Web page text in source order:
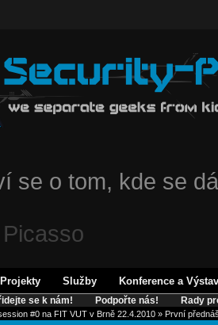
se o tom, kde se
Projekty Služby Konference a
se k nám! Podpořte nás! Rady
#0 na FIT VUT v Brně 22.4.2010» První